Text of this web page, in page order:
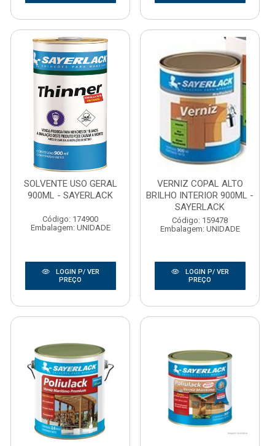
SOLVENTE USO GERAL
900ML - SAYERLACK
Código: 174900
Embalagem: UNIDADE
LOGIN P/ VER
PREÇO
VERNIZ COPAL ALTO
BRILHO INTERIOR 900ML -
SAYERLACK
Código: 159478
Embalagem: UNIDADE
LOGIN P/ VER
PREÇO